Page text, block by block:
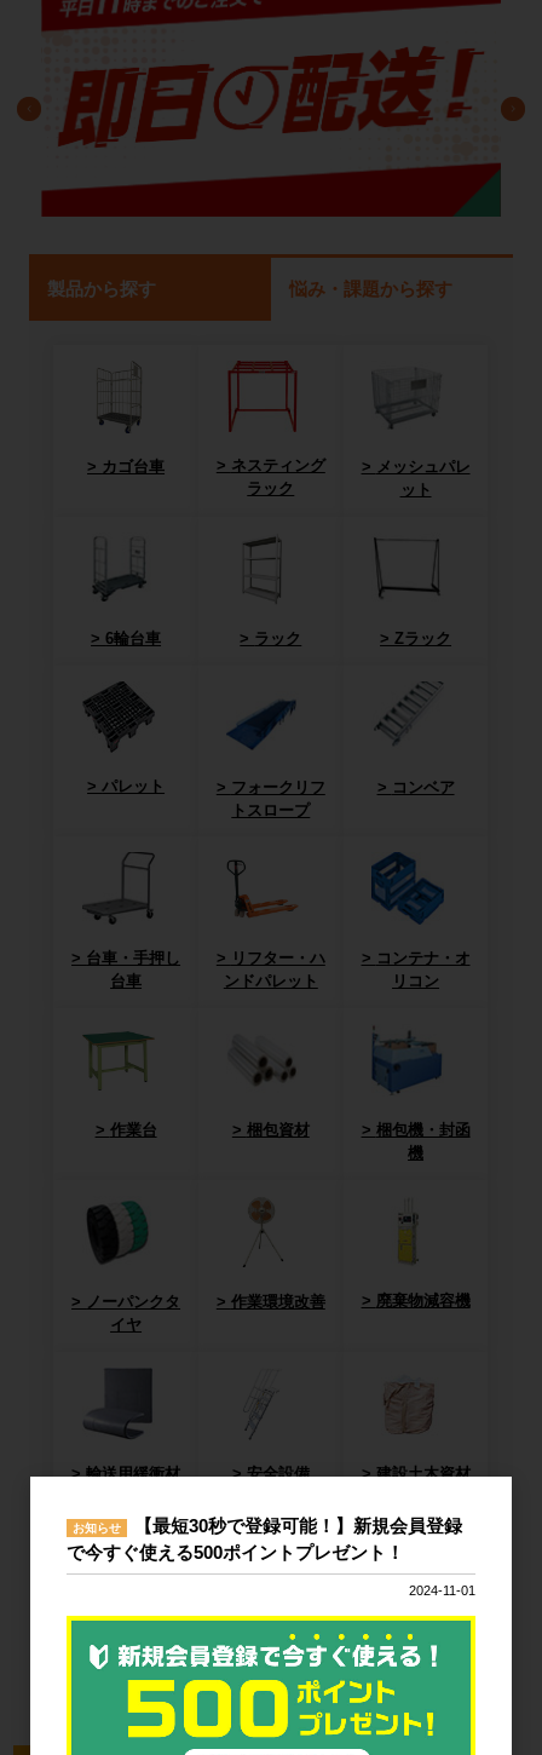
製品から探す 悩み・課題から探す
カゴ台車
ネスティング
ラック
メッシュパレ
ット
6輪台車 ラック Zラック
パレット
フォークリフ
トスロープ
コンベア
台車・手押し
台車
リフター・ハ
ンドパレット
コンテナ・オ
リコン
作業台 梱包資材
梱包機・封函
機
ノーパンクタ
イヤ
作業環境改善 廃棄物減容機
輸送用緩衝材 安全設備 建設土木資材
オフィス用
品・衛生用品
お知らせ
【最短30秒で登録可能！】新規会員登録
で今すぐ使える500ポイントプレゼント！
2024-11-01